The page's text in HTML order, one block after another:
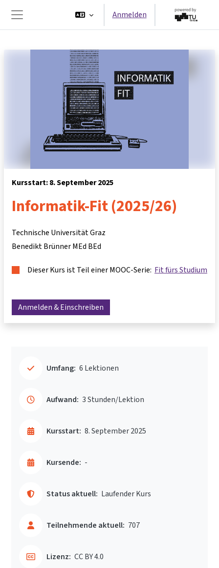
Website-Übersicht
Anmelden
Kursstart: 8. September 2025
Informatik-Fit (2025/26)
Technische Universität Graz
Benedikt Brünner MEd BEd
Dieser Kurs ist Teil einer MOOC-Serie: Fit fürs Studium
Anmelden & Einschreiben
Umfang: 6 Lektionen
Aufwand: 3 Stunden/Lektion
Kursstart: 8. September 2025
Kursende: -
Status aktuell: Laufender Kurs
Teilnehmende aktuell: 707
Lizenz: CC BY 4.0